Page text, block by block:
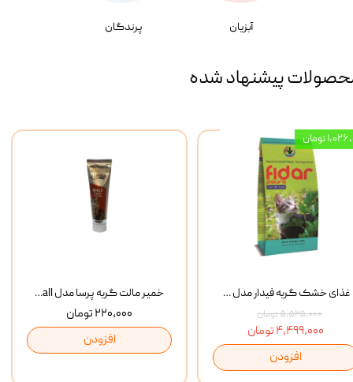
آبزیان پرندگان
پیشنهاد شده
خمیر مالت گربه پرسا مدل Anti Hairball وزن 110 گرم
۲۲۰,۰۰۰ تومان
افزودن
غذای خشک گربه فیدار مدل Adult وزن 10 کیلوگرم
۵,۵۲۵,۰۰۰ تومان
۴,۴۹۹,۰۰۰ تومان
افزودن
تومان